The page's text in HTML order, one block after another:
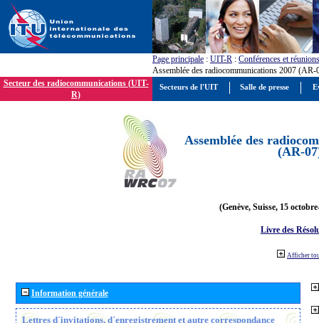
Page principale : UIT-R : Conférences et réunions
Assemblée des radiocommunications 2007 (AR-
Secteur des radiocommunications (UIT-
R)
Assemblée des
(AR-
(Genève, Suisse, 15
Livre des
Afficher
Information générale
Lettres d´invitations, d´enregistrement et autre correspondance
Secteurs de l'UIT Salle de presse